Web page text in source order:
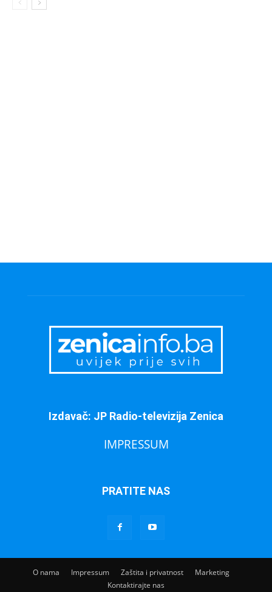
Izdavač: JP Radio-televizija Zenica
IMPRESSUM
PRATITE NAS
O nama Impressum Zaštita i privatnost
Marketing
Kontaktirajte nas